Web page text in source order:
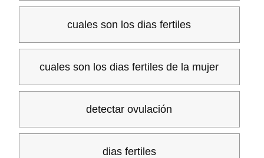
cuales son los dias fertiles
cuales son los dias fertiles de la mujer
detectar ovulación
dias fertiles